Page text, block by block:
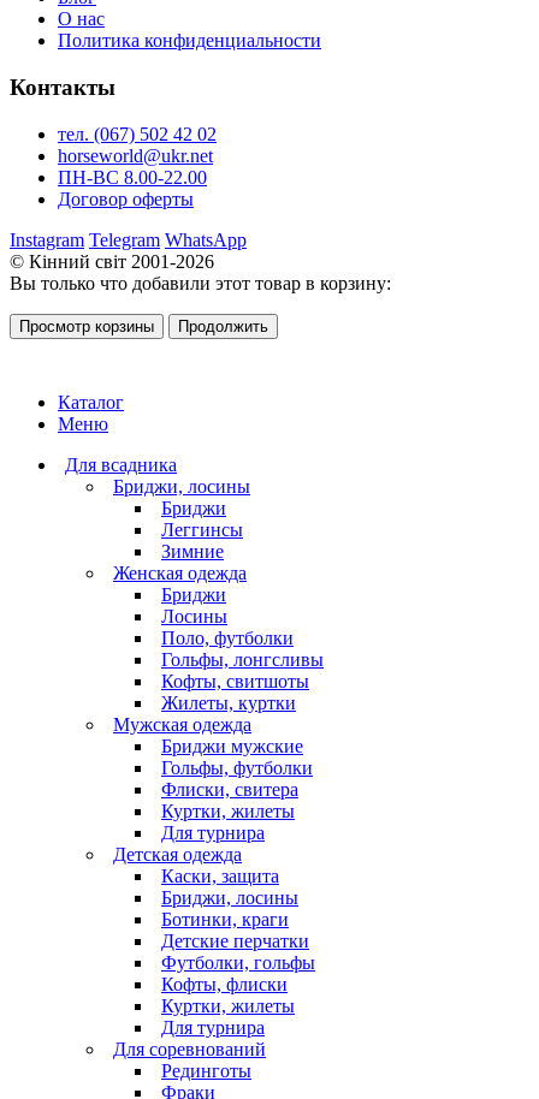
О нас
Политика конфиденциальности
Контакты
тел. (067) 502 42 02
horseworld@ukr.net
ПН-ВС 8.00-22.00
Договор оферты
Instagram Telegram WhatsApp
© Кінний світ 2001-2026
Вы только что добавили этот товар в корзину:
Просмотр корзины Продолжить
Каталог
Меню
Для всадника
Бриджи, лосины
Бриджи
Леггинсы
Зимние
Женская одежда
Бриджи
Лосины
Поло, футболки
Гольфы, лонгсливы
Кофты, свитшоты
Жилеты, куртки
Мужская одежда
Бриджи мужские
Гольфы, футболки
Флиски, свитера
Куртки, жилеты
Для турнира
Детская одежда
Каски, защита
Бриджи, лосины
Ботинки, краги
Детские перчатки
Футболки, гольфы
Кофты, флиски
Куртки, жилеты
Для турнира
Для соревнований
Рединготы
Фраки